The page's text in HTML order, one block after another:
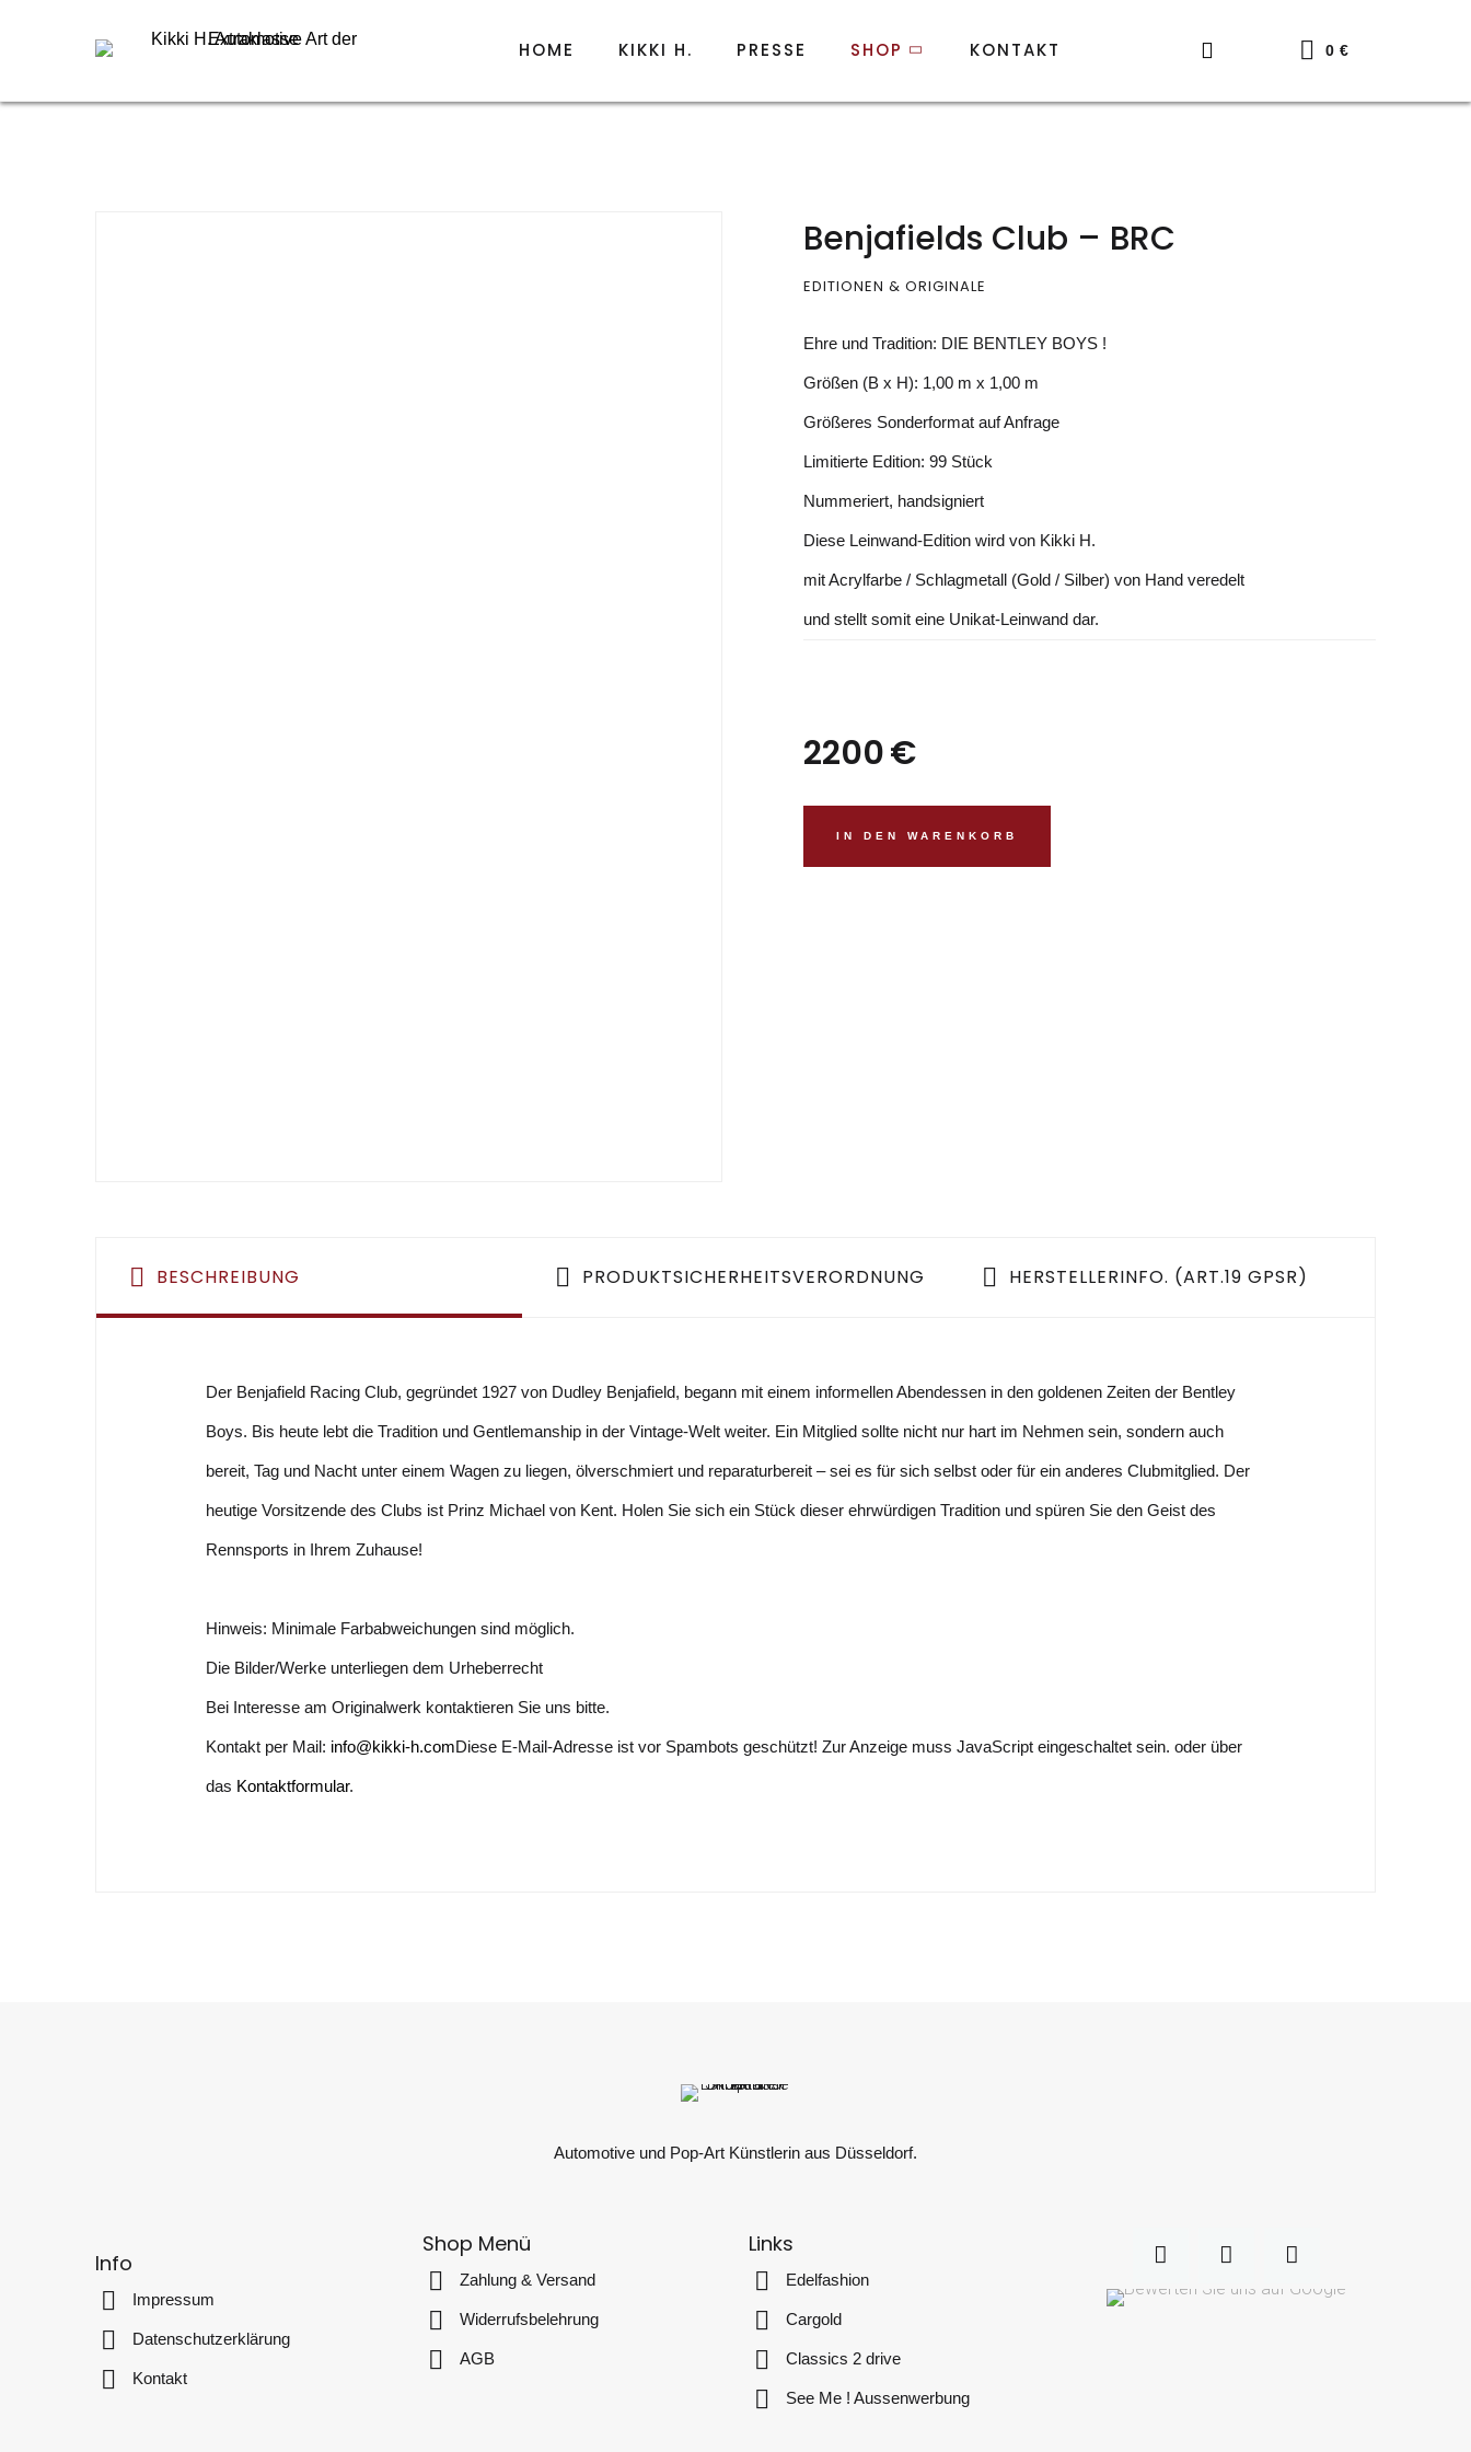
HOME KIKKI H. PRESSE SHOP KONTAKT €
0
Benjafields Club – BRC
EDITIONEN & ORIGINALE
Ehre und Tradition: DIE BENTLEY BOYS !
Größen (B x H): 1,00 m x 1,00 m
Größeres Sonderformat auf Anfrage
Limitierte Edition: 99 Stück
Nummeriert, handsigniert
Diese Leinwand-Edition wird von Kikki H.
mit Acrylfarbe / Schlagmetall (Gold / Silber) von Hand veredelt
und stellt somit eine Unikat-Leinwand dar.
€
2200
IN DEN WARENKORB
BESCHREIBUNG PRODUKTSICHERHEITSVERORDNUNG HERSTELLERINFO. (ART.19 GPSR)
Der Benjafield Racing Club, gegründet 1927 von Dudley Benjafield, begann mit einem informellen Abendessen in den goldenen Zeiten der Bentley
Boys. Bis heute lebt die Tradition und Gentlemanship in der Vintage-Welt weiter. Ein Mitglied sollte nicht nur hart im Nehmen sein, sondern auch
bereit, Tag und Nacht unter einem Wagen zu liegen, ölverschmiert und reparaturbereit – sei es für sich selbst oder für ein anderes Clubmitglied. Der
heutige Vorsitzende des Clubs ist Prinz Michael von Kent. Holen Sie sich ein Stück dieser ehrwürdigen Tradition und spüren Sie den Geist des
Rennsports in Ihrem Zuhause!
Hinweis: Minimale Farbabweichungen sind möglich.
Die Bilder/Werke unterliegen dem Urheberrecht
Bei Interesse am Originalwerk kontaktieren Sie uns bitte.
Kontakt per Mail: info@kikki-h.comDiese E-Mail-Adresse ist vor Spambots geschützt! Zur Anzeige muss JavaScript eingeschaltet sein. oder über
das Kontaktformular.
Automotive und Pop-Art Künstlerin aus Düsseldorf.
Info
Impressum
Datenschutzerklärung
Kontakt
Shop Menü
Zahlung & Versand
Widerrufsbelehrung
AGB
Links
Edelfashion
Cargold
Classics 2 drive
See Me ! Aussenwerbung